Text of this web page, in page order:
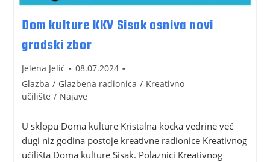
Dom kulture KKV Sisak osniva novi
gradski zbor
Jelena Jelić
08.07.2024
Glazba / Glazbena radionica / Kreativno
učilište / Najave
U sklopu Doma kulture Kristalna kocka vedrine već
dugi niz godina postoje kreativne radionice Kreativnog
učilišta Doma kulture Sisak. Polaznici Kreativnog